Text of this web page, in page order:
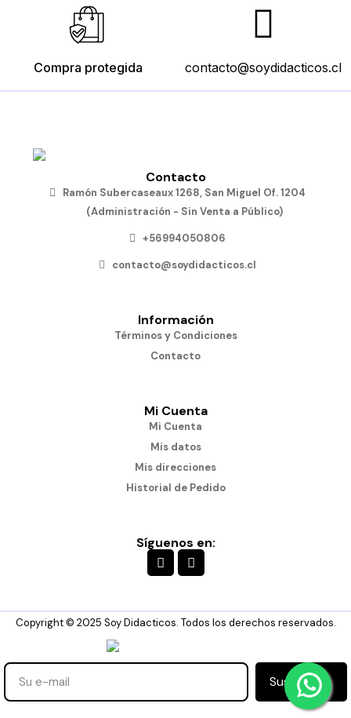
Compra protegida contacto@soydidacticos.cl
Contacto
Ramón Subercaseaux 1268, San Miguel Of. 1204
(Administración - Sin Venta a Público)
+56994050806
contacto@soydidacticos.cl
Información
Términos y Condiciones
Contacto
Mi Cuenta
Mi Cuenta
Mis datos
Mis direcciones
Historial de Pedido
Síguenos en:
Copyright © 2025 Soy Didacticos. Todos los derechos reservados.
Suscribirse